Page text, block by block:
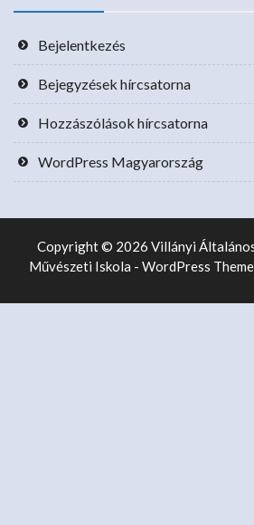
Bejelentkezés
Bejegyzések hírcsatorna
Hozzászólások hírcsatorna
WordPress Magyarország
Copyright © 2026 Villányi
Művészeti Iskola - WordPress